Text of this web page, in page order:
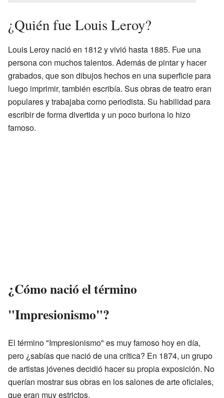
¿Quién fue Louis Leroy?
Louis Leroy nació en 1812 y vivió hasta 1885. Fue una
persona con muchos talentos. Además de pintar y hacer
grabados, que son dibujos hechos en una superficie para
luego imprimir, también escribía. Sus obras de teatro eran
populares y trabajaba como periodista. Su habilidad para
escribir de forma divertida y un poco burlona lo hizo
famoso.
¿Cómo nació el término
"Impresionismo"?
El término "Impresionismo" es muy famoso hoy en día,
pero ¿sabías que nació de una crítica? En 1874, un grupo
de artistas jóvenes decidió hacer su propia exposición. No
querían mostrar sus obras en los salones de arte oficiales,
que eran muy estrictos.